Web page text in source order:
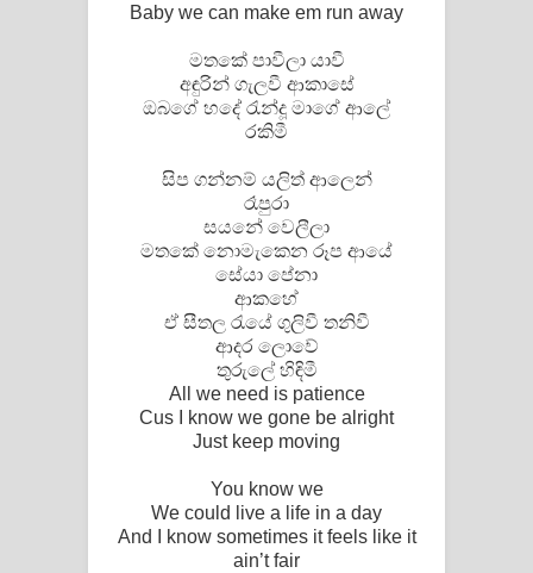
Father Song Lyrics - ෆාදර් ගීතයේ පද
Dannawada Mawa Song Lyrics -
දන්නවාද මාව ගීතයේ පද පෙළ
NEENA Song Lyrics - නීනා ගීතයේ පද
පෙළ
Baby we can make em run away
මතකේ පාවීලා යාවී
අඳුරින් ගැලවී ආකාසේ
ඔබගේ හදේ රැන්දූ මාගේ ආලේ
රකිමී
සිප ගන්නම් යලිත් ආලෙන්
රෑපුරා
සයනේ වෙලීලා
මතකේ නොමැකෙන රූප ආයේ
සේයා පේනා
ආකහේ
ඒ සීතල රැයේ ගුලිවී තනිවී
ආදර ලොවේ
තුරුලේ හිඳිමී
All we need is patience
Cus I know we gone be alright
Just keep moving
You know we
We could live a life in a day
And I know sometimes it feels like it
ain’t fair